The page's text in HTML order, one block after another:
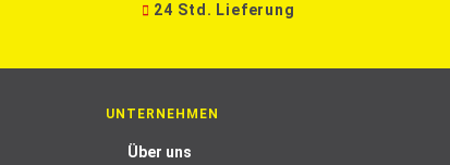
24 Std. Lieferung
UNTERNEHMEN
Über uns